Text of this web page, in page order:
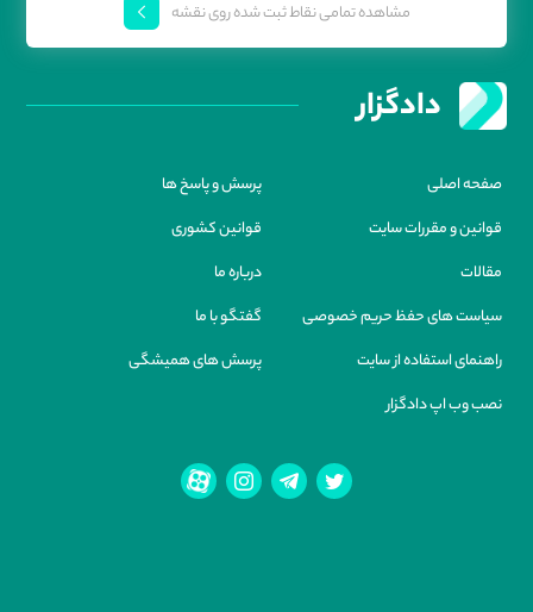
مشاهده تمامی نقاط ثبت شده روی نقشه
دادگزار
صفحه اصلی
پرسش و پاسخ ها
قوانین و مقررات سایت
قوانین کشوری
مقالات
درباره ما
سیاست های حفظ حریم خصوصی
گفتگو با ما
راهنمای استفاده از سایت
پرسش های همیشگی
نصب وب اپ دادگزار